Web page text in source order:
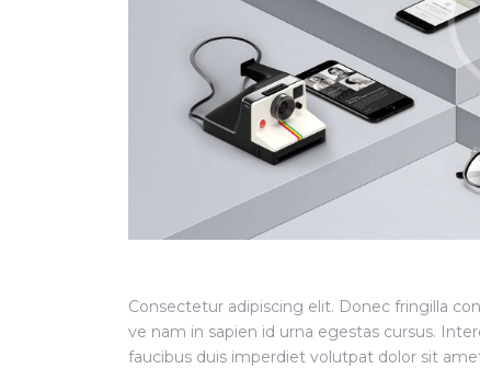
Consectetur adipiscing elit. Donec fringilla
ve nam in sapien id urna egestas cursus.
faucibus duis imperdiet volutpat dolor sit